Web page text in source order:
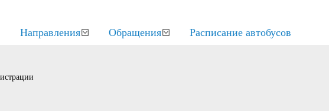
Направления Обращения Расписание автобусов